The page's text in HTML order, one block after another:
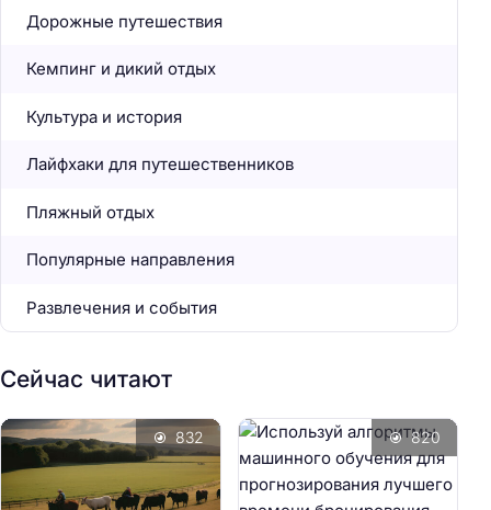
Дорожные путешествия
Кемпинг и дикий отдых
Культура и история
Лайфхаки для путешественников
Пляжный отдых
Популярные направления
Развлечения и события
Сейчас читают
832 820